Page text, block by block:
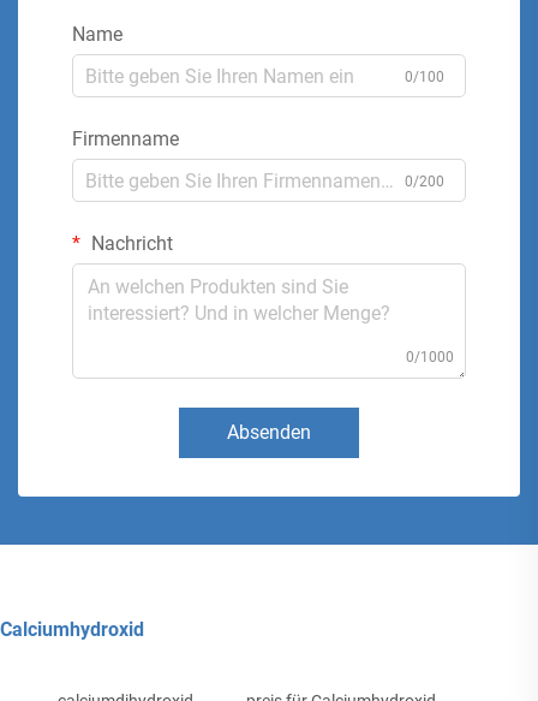
Name
0/100
Firmenname
0/200
Nachricht
0/1000
Absenden
Calciumhydroxid